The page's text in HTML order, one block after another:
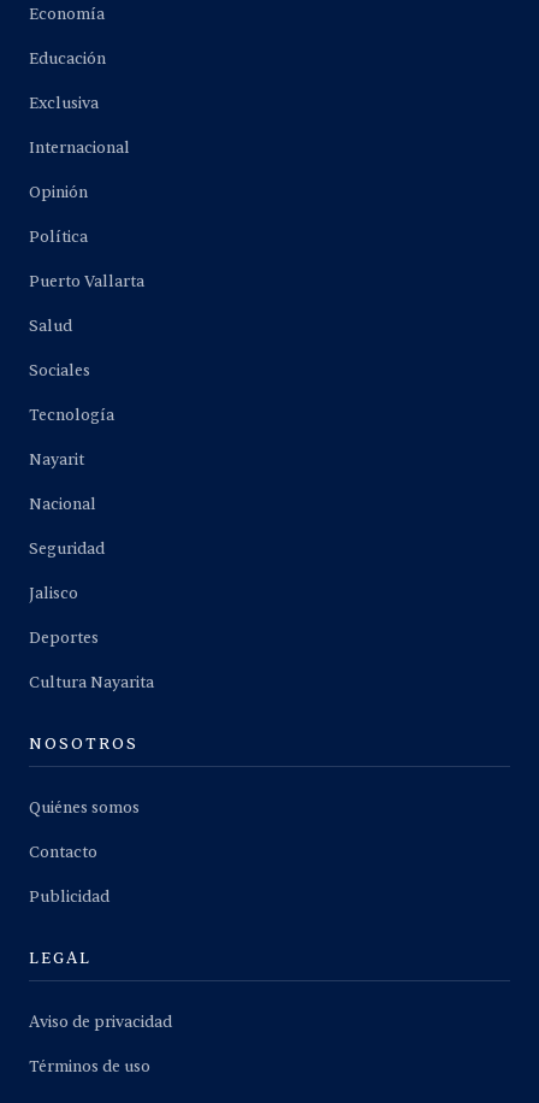
Economía
Educación
Exclusiva
Internacional
Opinión
Política
Puerto Vallarta
Salud
Sociales
Tecnología
Nayarit
Nacional
Seguridad
Jalisco
Deportes
Cultura Nayarita
NOSOTROS
Quiénes somos
Contacto
Publicidad
LEGAL
Aviso de privacidad
Términos de uso